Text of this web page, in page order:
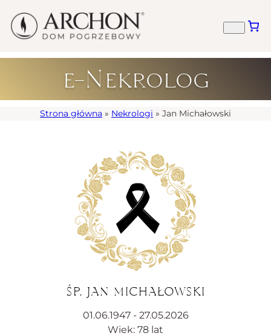
e-Nekrolog
Strona główna » Nekrologi » Jan Michałowski
ŚP. JAN MICHAŁOWSKI
01.06.1947 - 27.05.2026
Wiek: 78 lat